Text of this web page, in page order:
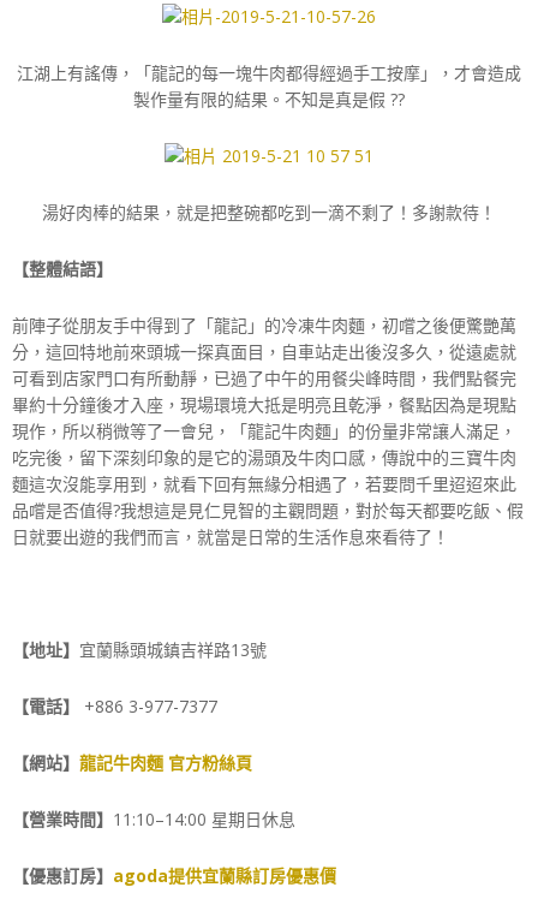
江湖上有謠傳，「龍記的每一塊牛肉都得經過手工按摩」，才會造成
製作量有限的結果。不知是真是假 ??
湯好肉棒的結果，就是把整碗都吃到一滴不剩了！多謝款待！
【整體結語】
前陣子從朋友手中得到了「龍記」的冷凍牛肉麵，初嚐之後便驚艷萬
分，這回特地前來頭城一探真面目，自車站走出後沒多久，從遠處就
可看到店家門口有所動靜，已過了中午的用餐尖峰時間，我們點餐完
畢約十分鐘後才入座，現場環境大抵是明亮且乾淨，餐點因為是現點
現作，所以稍微等了一會兒，「龍記牛肉麵」的份量非常讓人滿足，
吃完後，留下深刻印象的是它的湯頭及牛肉口感，傳說中的三寶牛肉
麵這次沒能享用到，就看下回有無緣分相遇了，若要問千里迢迢來此
品嚐是否值得?我想這是見仁見智的主觀問題，對於每天都要吃飯、假
日就要出遊的我們而言，就當是日常的生活作息來看待了！
【地址】 宜蘭縣頭城鎮吉祥路13號
【電話】 +886 3-977-7377
【網站】 龍記牛肉麵 官方粉絲頁
【營業時間】 11:10–14:00 星期日休息
【優惠訂房】 agoda提供宜蘭縣訂房優惠價